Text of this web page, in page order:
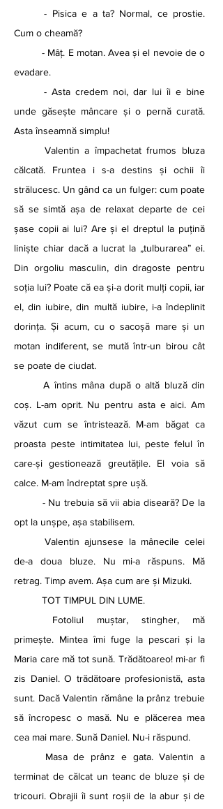
	- Pisica e a ta? Normal, ce prostie.
Cum o cheamă?
	- Mâț. E motan. Avea și el nevoie de o
evadare.
unde găsește mâncare și o pernă curată.
Asta înseamnă simplu!
călcată. Fruntea i s-a destins și ochii îi
strălucesc. Un gând ca un fulger: cum poate
să se simtă așa de relaxat departe de cei
șase copii ai lui? Are și el dreptul la puțină
liniște chiar dacă a lucrat la „tulburarea” ei.
Din orgoliu masculin, din dragoste pentru
soția lui? Poate că ea și-a dorit mulți copii, iar
el, din iubire, din multă iubire, i-a îndeplinit
dorința. Și acum, cu o sacoșă mare și un
motan indiferent, se mută într-un birou cât
se poate de ciudat.
	A întins mâna după o altă bluză din
coș. L-am oprit. Nu pentru asta e aici. Am
văzut cum se întristează. M-am băgat ca
proasta peste intimitatea lui, peste felul în
care-și gestionează greutățile. El voia să
opt la unșpe, așa stabilisem.
de-a doua bluze. Nu mi-a răspuns. Mă
retrag. Timp avem. Așa cum are și Mizuki.
	TOT TIMPUL DIN LUME.
primește. Mintea îmi fuge la pescari și la
Maria care mă tot sună. Trădătoareo! mi-ar fi
zis Daniel. O trădătoare profesionistă, asta
sunt. Dacă Valentin rămâne la prânz trebuie
să încropesc o masă. Nu e plăcerea mea
cea mai mare. Sună Daniel. Nu-i răspund.
terminat de călcat un teanc de bluze și de
tricouri. Obrajii îi sunt roșii de la abur și de